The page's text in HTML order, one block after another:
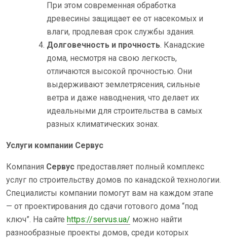
При этом современная обработка
древесины защищает ее от насекомых и
влаги, продлевая срок службы здания.
Долговечность и прочность. Канадские
дома, несмотря на свою легкость,
отличаются высокой прочностью. Они
выдерживают землетрясения, сильные
ветра и даже наводнения, что делает их
идеальными для строительства в самых
разных климатических зонах.
Услуги компании Сервус
Компания Сервус предоставляет полный комплекс
услуг по строительству домов по канадской технологии.
Специалисты компании помогут вам на каждом этапе
— от проектирования до сдачи готового дома “под
ключ”. На сайте https://servus.ua/ можно найти
разнообразные проекты домов, среди которых